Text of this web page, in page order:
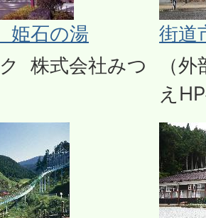
姫石の湯
ク 株式会社みつ
街道
（
え